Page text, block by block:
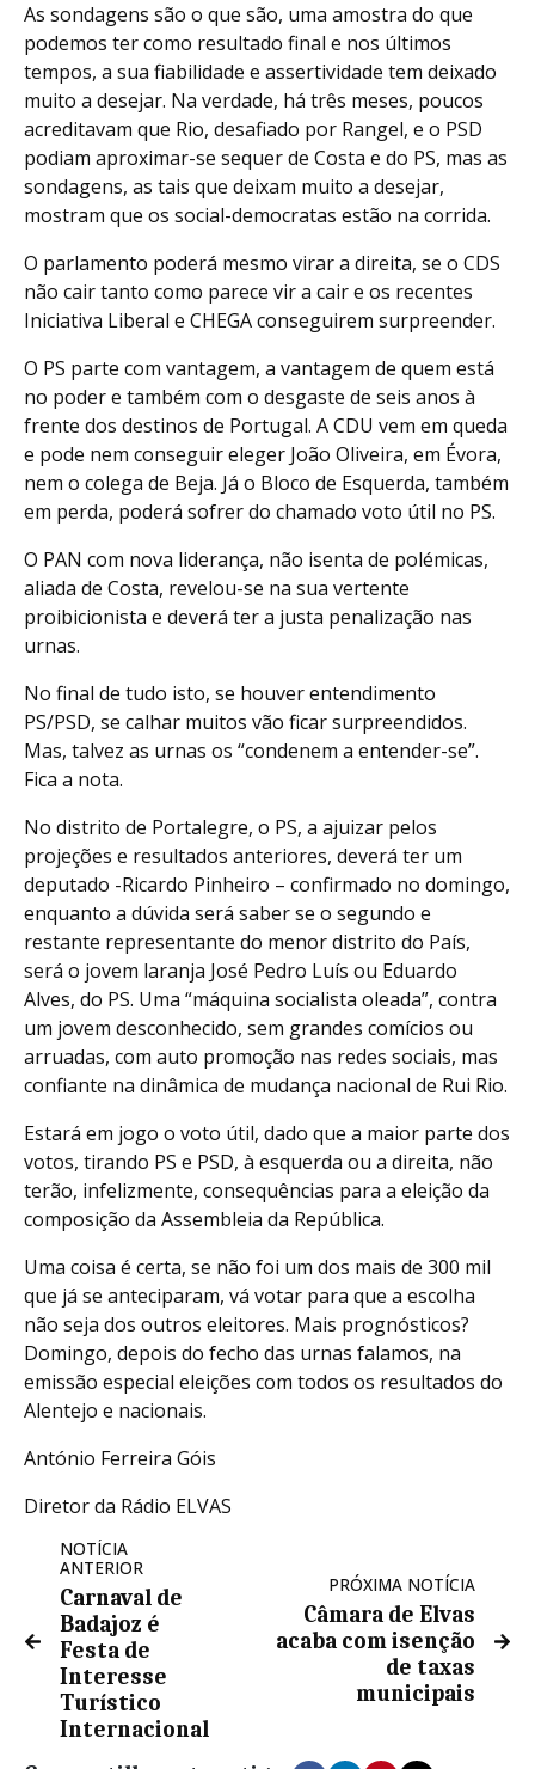
As sondagens são o que são, uma amostra do que
podemos ter como resultado final e nos últimos
tempos, a sua fiabilidade e assertividade tem deixado
muito a desejar. Na verdade, há três meses, poucos
acreditavam que Rio, desafiado por Rangel, e o PSD
podiam aproximar-se sequer de Costa e do PS, mas as
sondagens, as tais que deixam muito a desejar,
mostram que os social-democratas estão na corrida.
O parlamento poderá mesmo virar a direita, se o CDS
não cair tanto como parece vir a cair e os recentes
Iniciativa Liberal e CHEGA conseguirem surpreender.
O PS parte com vantagem, a vantagem de quem está
no poder e também com o desgaste de seis anos à
frente dos destinos de Portugal. A CDU vem em queda
e pode nem conseguir eleger João Oliveira, em Évora,
nem o colega de Beja. Já o Bloco de Esquerda, também
em perda, poderá sofrer do chamado voto útil no PS.
O PAN com nova liderança, não isenta de polémicas,
aliada de Costa, revelou-se na sua vertente
proibicionista e deverá ter a justa penalização nas
urnas.
No final de tudo isto, se houver entendimento
PS/PSD, se calhar muitos vão ficar surpreendidos.
Mas, talvez as urnas os “condenem a entender-se”.
Fica a nota.
No distrito de Portalegre, o PS, a ajuizar pelos
projeções e resultados anteriores, deverá ter um
deputado -Ricardo Pinheiro – confirmado no domingo,
enquanto a dúvida será saber se o segundo e
restante representante do menor distrito do País,
será o jovem laranja José Pedro Luís ou Eduardo
Alves, do PS. Uma “máquina socialista oleada”, contra
um jovem desconhecido, sem grandes comícios ou
arruadas, com auto promoção nas redes sociais, mas
confiante na dinâmica de mudança nacional de Rui Rio.
Estará em jogo o voto útil, dado que a maior parte dos
votos, tirando PS e PSD, à esquerda ou a direita, não
terão, infelizmente, consequências para a eleição da
composição da Assembleia da República.
Uma coisa é certa, se não foi um dos mais de 300 mil
que já se anteciparam, vá votar para que a escolha
não seja dos outros eleitores. Mais prognósticos?
Domingo, depois do fecho das urnas falamos, na
emissão especial eleições com todos os resultados do
Alentejo e nacionais.
António Ferreira Góis
Diretor da Rádio ELVAS
NOTÍCIA
ANTERIOR
Carnaval de
Badajoz é
Festa de
Interesse
Turístico
Internacional
PRÓXIMA NOTÍCIA
Câmara de Elvas
acaba com isenção
de taxas
municipais